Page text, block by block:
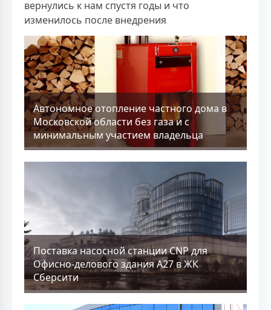
вернулись к нам спустя годы и что
изменилось после внедрения
Aвтономное отопление частного дома в
Московской области без газа и с
минимальным участием владельца
Поставка насосной станции CNP для
Офисно-делового здания А27 в ЖК
Сберсити